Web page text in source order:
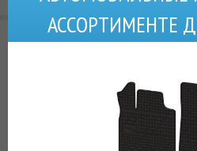
АССОРТИМЕНТЕ